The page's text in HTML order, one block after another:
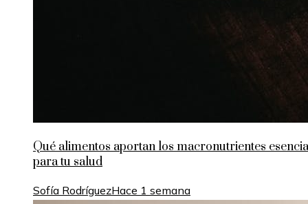
Qué alimentos aportan los macronutrientes
para tu salud
Sofía RodríguezHace 1 semana